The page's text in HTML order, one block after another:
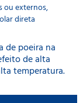
ou externos,
direta
de poeira na
de alta
temperatura.